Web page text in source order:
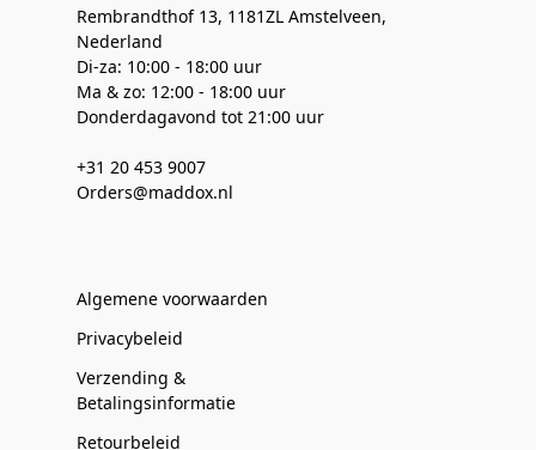
Rembrandthof 13, 1181ZL Amstelveen,
Nederland
Di-za: 10:00 - 18:00 uur
Ma & zo: 12:00 - 18:00 uur
Donderdagavond tot 21:00 uur
+31 20 453 9007
Orders@maddox.nl
Algemene voorwaarden
Privacybeleid
Verzending &
Betalingsinformatie
Retourbeleid